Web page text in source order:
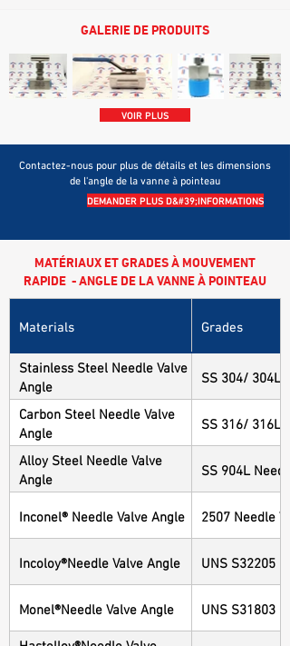
GALERIE DE PRODUITS
VOIR PLUS
Contactez-nous pour plus de détails et les dimensions
de l'angle de la vanne à pointeau
DEMANDER PLUS D&#39;INFORMATIONS
MATÉRIAUX ET GRADES À MOUVEMENT
RAPIDE - ANGLE DE LA VANNE À POINTEAU
Materials Grades
Stainless Steel Needle Valve
Angle
SS 304/ 304L
Carbon Steel Needle Valve
Angle
SS 316/ 316L
Alloy Steel Needle Valve
Angle
SS 904L
Inconel® Needle Valve Angle 2507 Needle
Incoloy®Needle Valve Angle UNS S32205
Monel®Needle Valve Angle
UNS S31803